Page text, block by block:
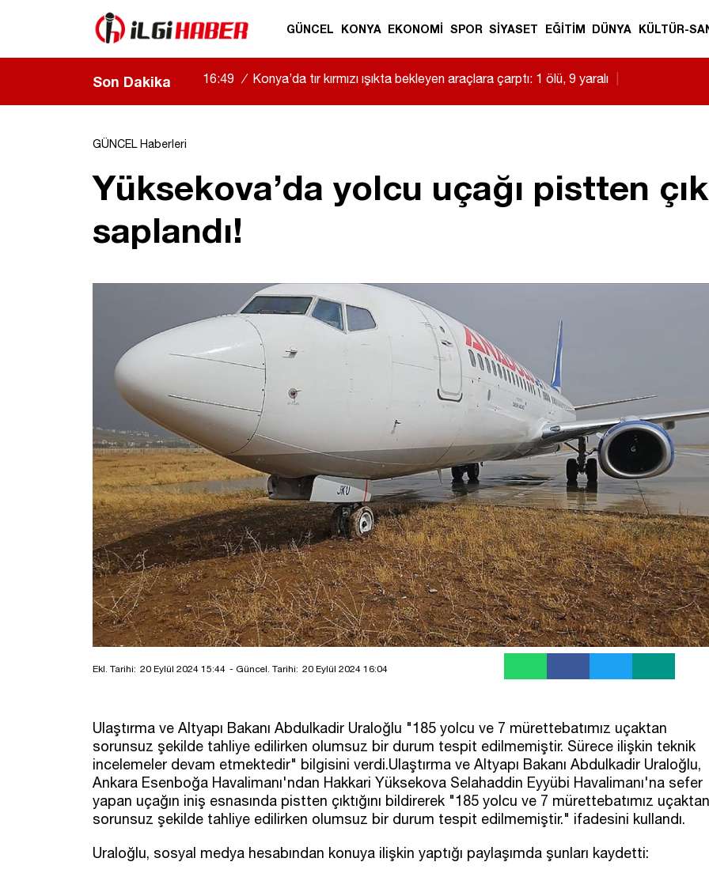
GÜNCEL KONYA EKONOMİ SPOR SİYASET EĞİTİM DÜNYA KÜLTÜR-
Son Dakika 16:49 / Konya’da tır kırmızı ışıkta bekleyen araçlara çarptı: 1 ölü, 9 yaralı
GÜNCEL Haberleri
Yüksekova’da yolcu uçağı pistten
saplandı!
Ekl. Tarihi: 20 Eylül 2024 15:44 - Güncel. Tarihi: 20 Eylül 2024 16:04
Ulaştırma ve Altyapı Bakanı Abdulkadir Uraloğlu "185 yolcu ve 7 mürettebatımız uçaktan
sorunsuz şekilde tahliye edilirken olumsuz bir durum tespit edilmemiştir. Sürece ilişkin teknik
incelemeler devam etmektedir" bilgisini verdi.Ulaştırma ve Altyapı Bakanı Abdulkadir Uraloğlu,
Ankara Esenboğa Havalimanı'ndan Hakkari Yüksekova Selahaddin Eyyübi Havalimanı'na sefer
yapan uçağın iniş esnasında pistten çıktığını bildirerek "185 yolcu ve 7 mürettebatımız uçaktan
sorunsuz şekilde tahliye edilirken olumsuz bir durum tespit edilmemiştir." ifadesini kullandı.
Uraloğlu, sosyal medya hesabından konuya ilişkin yaptığı paylaşımda şunları kaydetti: